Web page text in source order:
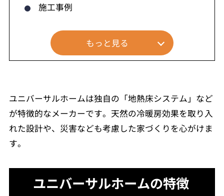
施工事例
もっと見る
ユニバーサルホームは独自の「地熱床システム」など
が特徴的なメーカーです。天然の冷暖房効果を取り入
れた設計や、災害なども考慮した家づくりを心がけま
す。
ユニバーサルホームの特徴